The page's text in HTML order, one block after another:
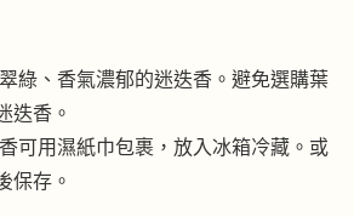
綠、香氣濃郁的迷迭香。避免選購葉
迭香。
可用濕紙巾包裹，放入冰箱冷藏。或
保存。